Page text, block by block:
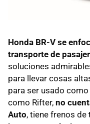
Honda BR-V se
transporte de
soluciones
para llevar cosas
para ser usado
como Rifter, no
Auto, tiene frenos de